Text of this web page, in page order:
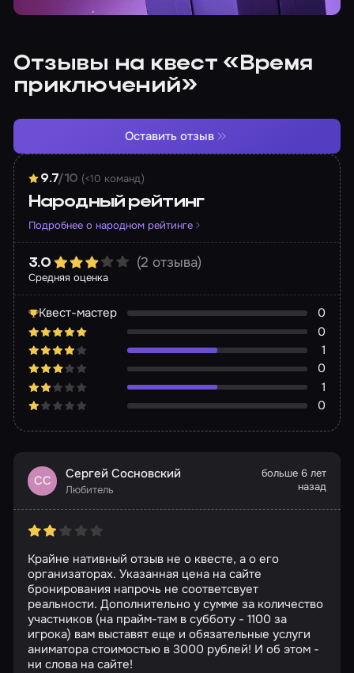
Отзывы на квест «Время
приключений»
9.7/10 (<10 команд)
Народный рейтинг
Подробнее о народном рейтинге
Средняя оценка
3.0 (2 отзыва)
Квест-мастер
0
0
1
0
1
0
Оставить отзыв
СС Сергей Сосновский
Любитель
больше 6 лет
назад
Крайне нативный отзыв не о квесте, а о его
организаторах. Указанная цена на сайте
бронирования напрочь не соответсвует
реальности. Дополнительно у сумме за количество
участников (на прайм-там в субботу - 1100 за
игрока) вам выставят еще и обязательные услуги
аниматора стоимостью в 3000 рублей! И об этом -
ни слова на сайте!